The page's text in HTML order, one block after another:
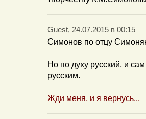
Guest, 24.07.2015 в 00:15
Симонов по отцу
Но по духу русский, и
русским.
Жди меня, и я вернусь...